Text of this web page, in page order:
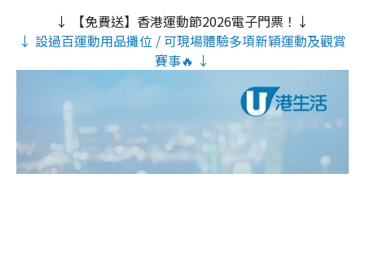
↓ 【免費送】香港運動節2026電子門票！↓
↓ 設過百運動用品攤位 / 可現場體驗多項新穎運動及觀賞
賽事🔥 ↓